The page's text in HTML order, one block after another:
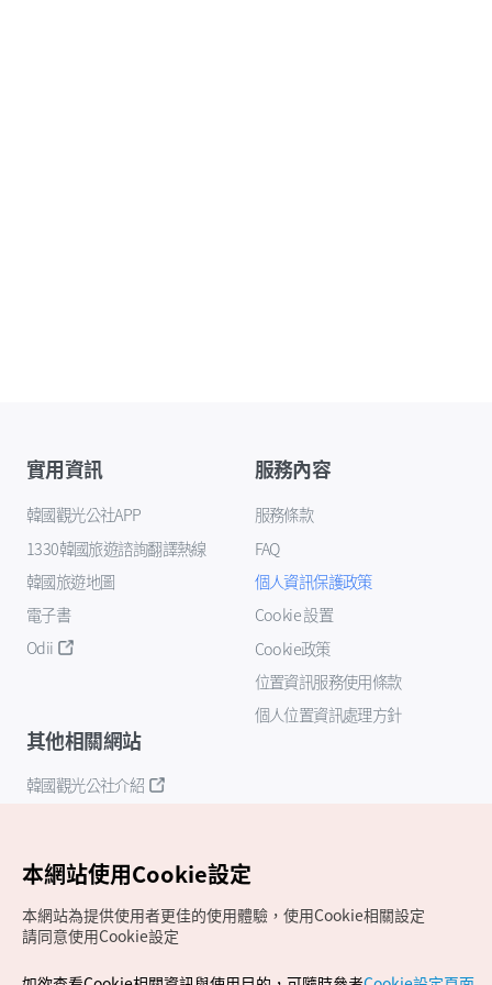
實用資訊
韓國觀光公社APP
1330韓國旅遊諮詢翻譯熱線
韓國旅遊地圖
電子書
Odii
服務內容
服務條款
FAQ
個人資訊保護政策
Cookie 設置
Cookie政策
位置資訊服務使用條款
個人位置資訊處理方針
其他相關網站
韓國觀光公社介紹
本網站使用Cookie設定
本網站為提供使用者更佳的使用體驗，使用Cookie相關設定
請同意使用Cookie設定